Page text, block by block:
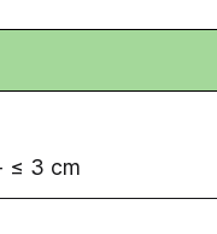
≤ 3 cm